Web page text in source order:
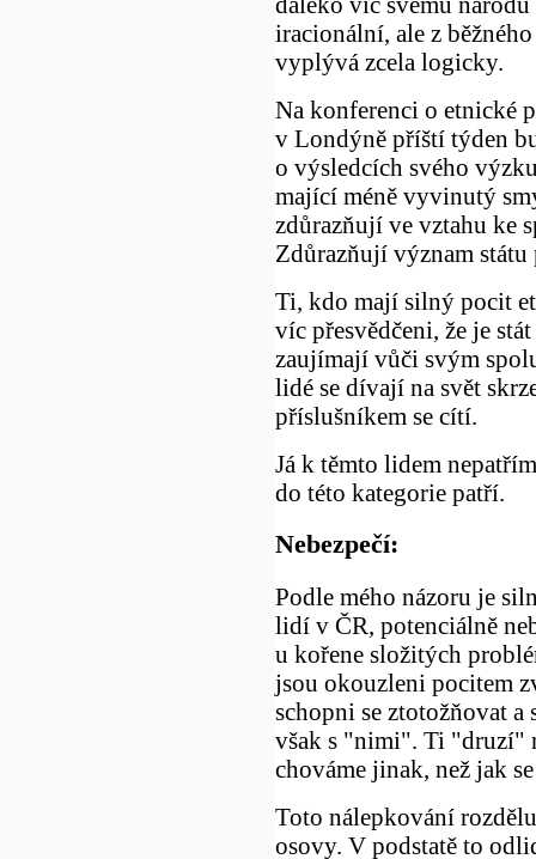
iracionální, ale z
vyplývá zcela logicky.
Na konferenci o etnické
v Londýně příští týden
o výsledcích svého
mající méně vyvinutý
zdůrazňují ve vztahu ke
Zdůrazňují význam
Ti, kdo mají silný pocit
víc přesvědčeni, že je
zaujímají vůči svým
lidé se dívají na svět
příslušníkem se cítí.
Já k těmto lidem
do této kategorie patří.
Nebezpečí:
Podle mého názoru je
lidí v ČR, potenciálně
u kořene složitých
jsou okouzleni pocitem
schopni se ztotožňovat
však s "nimi". Ti "druzí"
chováme jinak, než jak
Toto nálepkování
osovy. V podstatě to